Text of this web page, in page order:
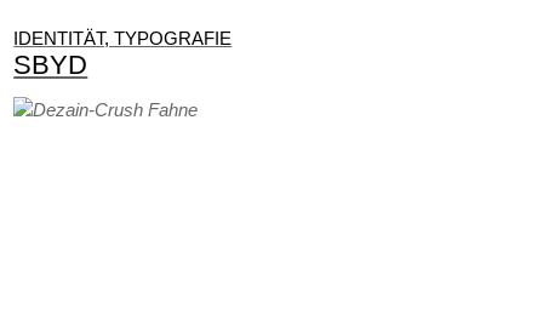
IDENTITÄT, TYPOGRAFIE
SBYD